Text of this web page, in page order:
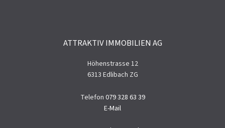
ATTRAKTIV IMMOBILIEN AG
Höhenstrasse 12
6313 Edlibach ZG
Telefon 079 328 63 39
E-Mail